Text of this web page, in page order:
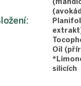
:
Oil
silicích